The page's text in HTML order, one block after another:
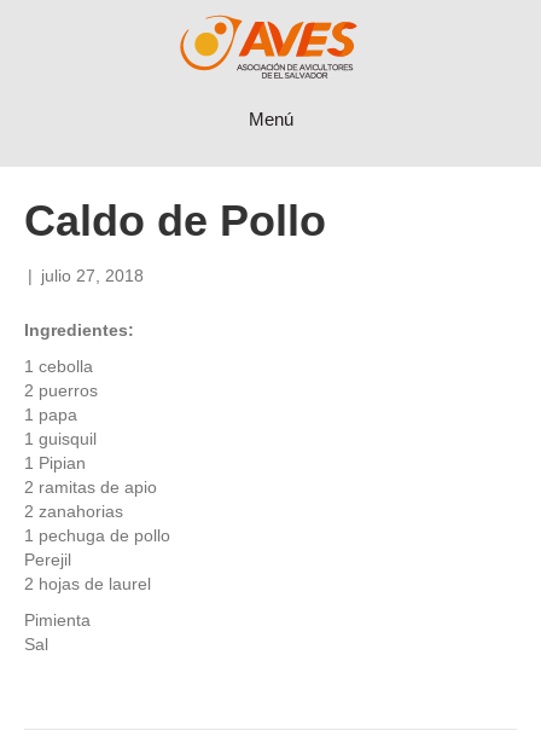
Menú
Caldo de Pollo
| julio 27, 2018
Ingredientes:
1 cebolla
2 puerros
1 papa
1 guisquil
1 Pipian
2 ramitas de apio
2 zanahorias
1 pechuga de pollo
Perejil
2 hojas de laurel
Pimienta
Sal